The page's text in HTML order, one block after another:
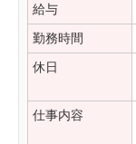
給与
勤務時間
休日
仕事内容